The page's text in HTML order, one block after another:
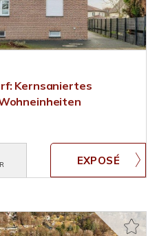
Kernsaniertes